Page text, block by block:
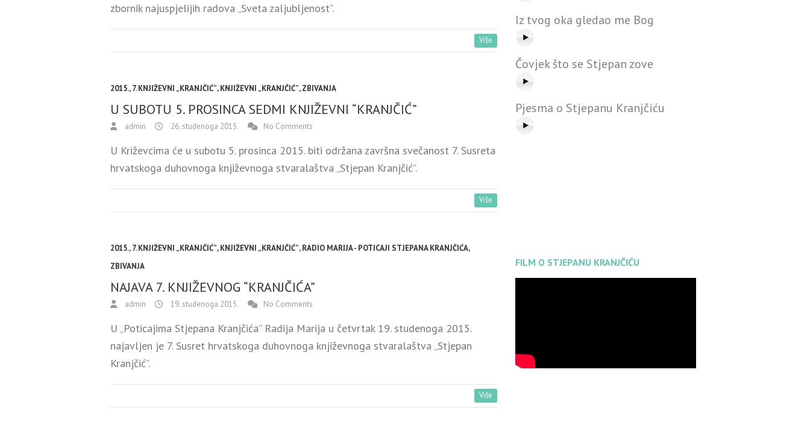
zbornik najuspjelijih radova „Sveta zaljubljenost”.
Više
2015.,7. KNJIŽEVNI „KRANJČIĆ”,KNJIŽEVNI „KRANJČIĆ”,ZBIVANJA
U SUBOTU 5. PROSINCA SEDMI KNJIŽEVNI “KRANJČIĆ”
admin 26. studenoga 2015. No Comments
U Križevcima će u subotu 5. prosinca 2015. biti održana završna svečanost 7. Susreta
hrvatskoga duhovnoga književnoga stvaralaštva „Stjepan Kranjčić”.
Više
2015.,7. KNJIŽEVNI „KRANJČIĆ”,KNJIŽEVNI „KRANJČIĆ”,RADIO MARIJA - POTICAJI STJEPANA KRANJČIĆA,
ZBIVANJA
NAJAVA 7. KNJIŽEVNOG “KRANJČIĆA”
admin 19. studenoga 2015. No Comments
U „Poticajima Stjepana Kranjčića” Radija Marija u četvrtak 19. studenoga 2015.
najavljen je 7. Susret hrvatskoga duhovnoga književnoga stvaralaštva „Stjepan
Kranjčić”.
Više
Iz tvog oka gledao me Bog
Čovjek što se Stjepan zove
Pjesma o Stjepanu Kranjčiću
FILM O STJEPANU KRANJČIĆU